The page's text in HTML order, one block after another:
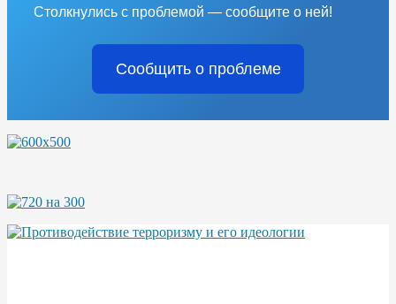
Столкнулись с проблемой — сообщите о ней!
Сообщить о проблеме